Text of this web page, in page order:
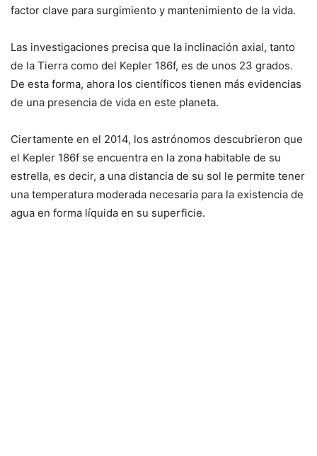
factor clave para surgimiento y mantenimiento de la vida.
Las investigaciones precisa que la inclinación axial, tanto
de la Tierra como del Kepler 186f, es de unos 23 grados.
De esta forma, ahora los científicos tienen más evidencias
de una presencia de vida en este planeta.
Ciertamente en el 2014, los astrónomos descubrieron que
el Kepler 186f se encuentra en la zona habitable de su
estrella, es decir, a una distancia de su sol le permite tener
una temperatura moderada necesaria para la existencia de
agua en forma líquida en su superficie.